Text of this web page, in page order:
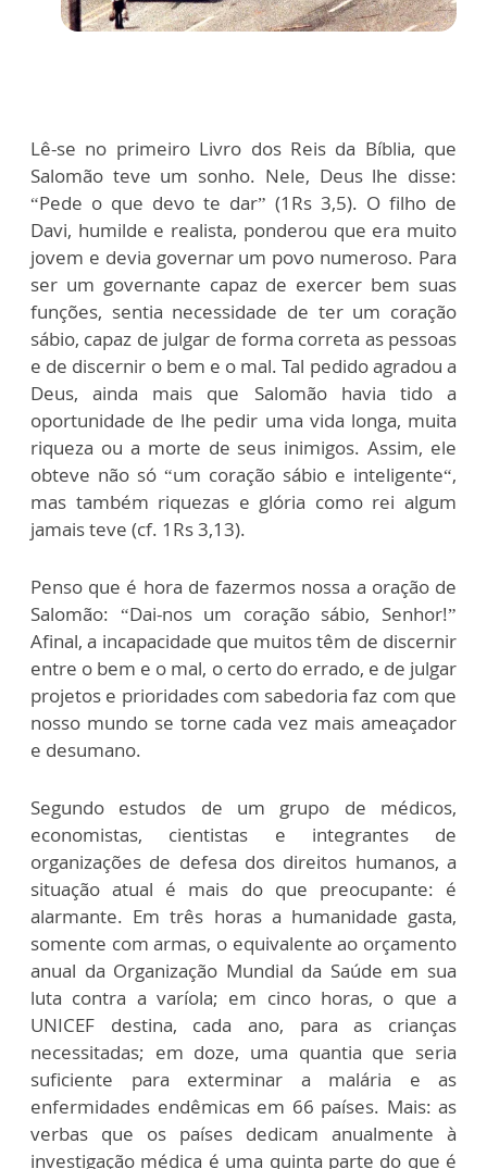
Lê-se no primeiro Livro dos Reis da Bíblia, que
Salomão teve um sonho. Nele, Deus lhe disse:
“Pede o que devo te dar” (1Rs 3,5). O filho de
Davi, humilde e realista, ponderou que era muito
jovem e devia governar um povo numeroso. Para
ser um governante capaz de exercer bem suas
funções, sentia necessidade de ter um coração
sábio, capaz de julgar de forma correta as pessoas
e de discernir o bem e o mal. Tal pedido agradou a
Deus, ainda mais que Salomão havia tido a
oportunidade de lhe pedir uma vida longa, muita
riqueza ou a morte de seus inimigos. Assim, ele
obteve não só “um coração sábio e inteligente“,
mas também riquezas e glória como rei algum
jamais teve (cf. 1Rs 3,13).
Penso que é hora de fazermos nossa a oração de
Salomão: “Dai-nos um coração sábio, Senhor!”
Afinal, a incapacidade que muitos têm de discernir
entre o bem e o mal, o certo do errado, e de julgar
projetos e prioridades com sabedoria faz com que
nosso mundo se torne cada vez mais ameaçador
e desumano.
Segundo estudos de um grupo de médicos,
economistas, cientistas e integrantes de
organizações de defesa dos direitos humanos, a
situação atual é mais do que preocupante: é
alarmante. Em três horas a humanidade gasta,
somente com armas, o equivalente ao orçamento
anual da Organização Mundial da Saúde em sua
luta contra a varíola; em cinco horas, o que a
UNICEF destina, cada ano, para as crianças
necessitadas; em doze, uma quantia que seria
suficiente para exterminar a malária e as
enfermidades endêmicas em 66 países. Mais: as
verbas que os países dedicam anualmente à
investigação médica é uma quinta parte do que é